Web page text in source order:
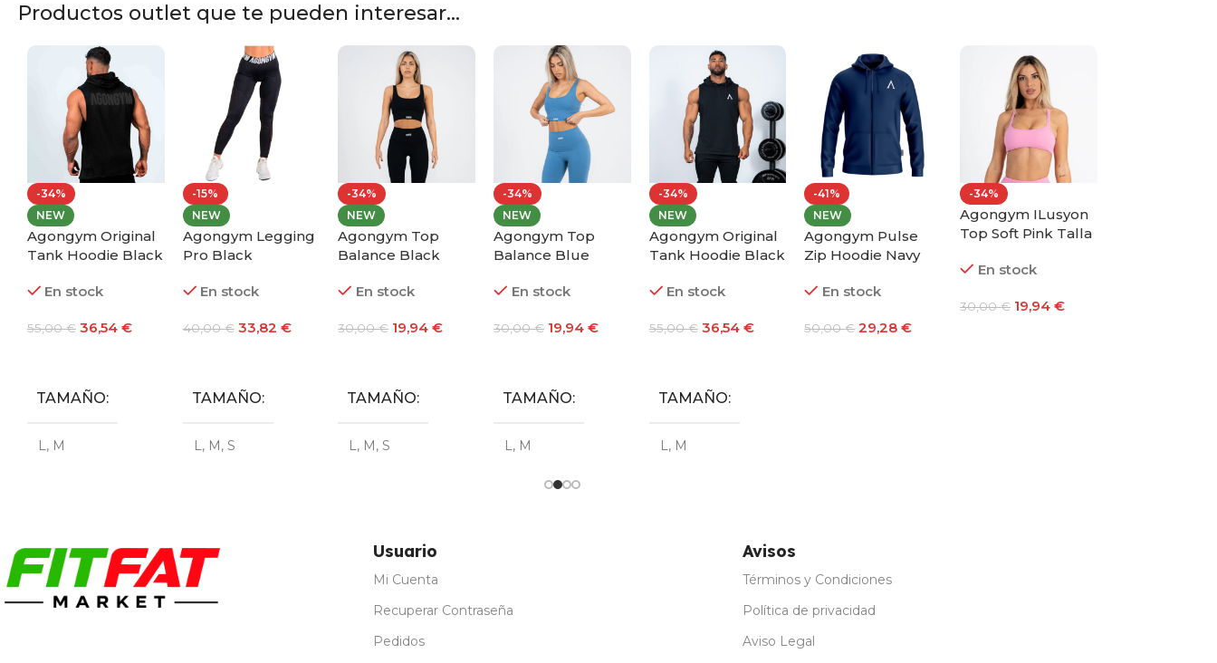
Productos outlet que te pueden interesar...
-34%
NEW
Agongym Original
Tank Hoodie Black
En stock
55,00€ 36,54 €
TAMAÑO
L, M
-15%
NEW
Agongym Legging
Pro Black
En stock
40,00€ 33,82 €
TAMAÑO
L, M, S
-34%
NEW
Agongym Top
Balance Black
En stock
30,00€ 19,94€
TAMAÑO
L, M,S
-34%
NEW
Agongym Top
Balance Blue
En stock
30,00€ 19,94€
TAMAÑO
L, M
-34%
NEW
Agongym Original
Tank Hoodie Black
En stock
55,00€ 36,54 €
TAMAÑO
L, M
-41%
NEW
Agongym Pulse
Zip Hoodie Navy
En stock
50,00€ 29,28€
-34%
Agongym ILusyon
Top Soft Pink Talla
En stock
30,00€ 19,94€
Usuario
Mi Cuenta
Recuperar Contraseña
Pedidos
Avisos
Términos y Condiciones
Política de privacidad
Aviso Legal